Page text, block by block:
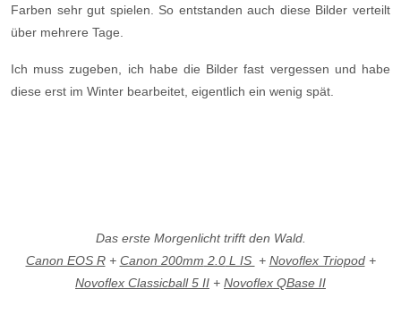
Farben sehr gut spielen. So entstanden auch diese Bilder verteilt
über mehrere Tage.
Ich muss zugeben, ich habe die Bilder fast vergessen und habe
diese erst im Winter bearbeitet, eigentlich ein wenig spät.
Das erste Morgenlicht trifft den Wald.
Canon EOS R+ Canon 200mm 2.0L IS + Novoflex Triopod+
Novoflex Classicball 5 II + Novoflex QBase II